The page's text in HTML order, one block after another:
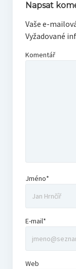
Napsat
Vaše e-
Vyžadované
Komentář
Jméno*
E-mail*
Web